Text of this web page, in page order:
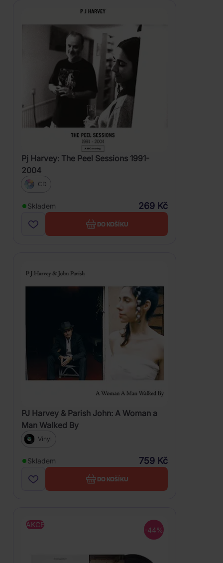
Pj Harvey: The Peel Sessions 1991-
2004
CD
Skladem 269 Kč
DO KOŠÍKU
PJ Harvey & Parish John: A Woman a
Man Walked By
Vinyl
Skladem 759 Kč
DO KOŠÍKU
-44%
AKCE